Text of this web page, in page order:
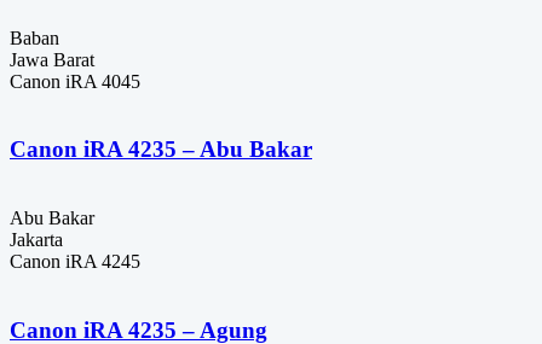
Baban
Jawa Barat
Canon iRA 4045
Canon iRA 4235 – Abu Bakar
Abu Bakar
Jakarta
Canon iRA 4245
Canon iRA 4235 – Agung